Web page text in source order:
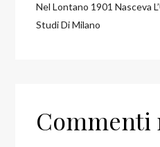
Nel Lontano 1901 Nasceva
Studi Di Milano
Commenti